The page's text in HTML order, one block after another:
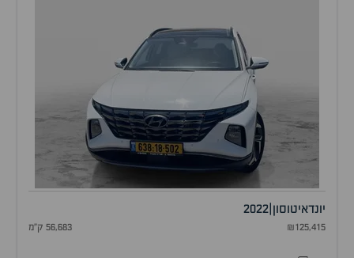
יונדאיטוסון 2022
₪125,415 56,683 ק"מ